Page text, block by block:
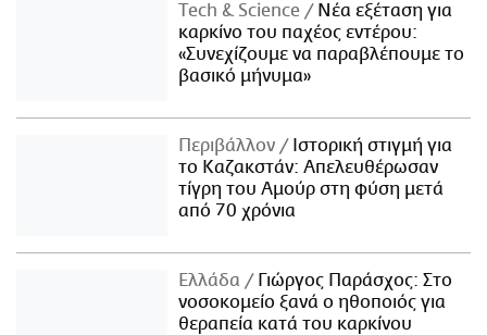
Τech & Science
Νέα εξέταση για
καρκίνο του παχέος εντέρου:
«Συνεχίζουμε να παραβλέπουμε το
βασικό μήνυμα»
Περιβάλλον
Ιστορική στιγμή για
το Καζακστάν: Απελευθέρωσαν
τίγρη του Αμούρ στη φύση μετά
από 70 χρόνια
Ελλάδα
Γιώργος Παράσχος: Στο
νοσοκομείο ξανά ο ηθοποιός για
θεραπεία κατά του καρκίνου